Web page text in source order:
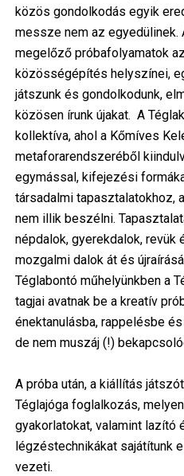
közös gondolkodás egyik
messze nem az egyedülinek.
megelőző próbafolyamatok
közösségépítés helyszínei,
játszunk és gondolkodunk,
közösen írunk újakat. A
kollektíva, ahol a Kőmíves
metaforarendszeréből
egymással, kifejezési
társadalmi tapasztalatokhoz,
nem illik beszélni.
népdalok, gyerekdalok, revük
mozgalmi dalok át és
Téglabontó műhelyünkben a
tagjai avatnak be a kreatív
énektanulásba, rappelésbe
de nem muszáj (!)
A próba után, a kiállítás
Téglajóga foglalkozás,
gyakorlatokat, valamint lazító
légzéstechnikákat sajátítunk
vezeti.